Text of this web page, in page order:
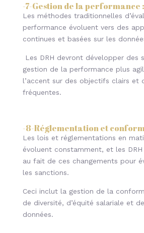
-7-Gestion de la performance :
Les méthodes traditionnelles
performance évoluent vers des
continues et basées sur les
Les DRH devront développer des
gestion de la performance plus
l’accent sur des objectifs clairs et
fréquentes.
-8-Réglementation et
Les lois et réglementations en
évoluent constamment, et les
au fait de ces changements pour
les sanctions.
Ceci inclut la gestion de la
de diversité, d’équité salariale et
données.